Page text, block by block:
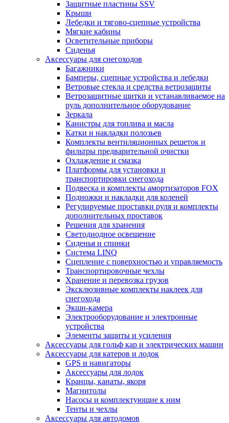
Защитные пластины SSV
Крыши
Лебедки и тягово-сцепные устройства
Мягкие кабины
Осветительные приборы
Сиденья
Аксессуары для снегоходов
Багажники
Бамперы, сцепные устройства и лебедки
Ветровые стекла и средства ветрозащиты
Ветрозащитные щитки и устанавливаемое на
руль дополнительное оборудование
Зеркала
Канистры для топлива и масла
Катки и накладки полозьев
Комплекты вентиляционных решеток и
фильтры предварительной очистки
Охлаждение и смазка
Платформы для установки и
транспортировки снегохода
Подвеска и комплекты амортизаторов FOX
Подножки и накладки для коленей
Регулируемые проставки руля и комплекты
дополнительных проставок
Решения для хранения
Светодиодное освещение
Сиденья и спинки
Система LINQ
Сцепление с поверхностью и управляемость
Транспортировочные чехлы
Хранение и перевозка грузов
Эксклюзивные комплекты наклеек для
снегохода
Экшн-камера
Электрооборудование и электронные
устройства
Элементы защиты и усиления
Аксессуары для гольф кар и электрических машин
Аксессуары для катеров и лодок
GPS и навигаторы
Аксессуары для лодок
Кранцы, канаты, якоря
Магнитолы
Насосы и комплектующие к ним
Тенты и чехлы
Аксессуары для автодомов